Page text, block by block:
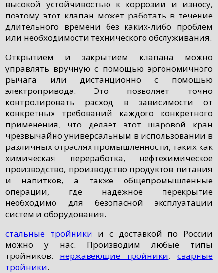
высокой устойчивостью к коррозии и износу,
поэтому этот клапан может работать в течение
длительного времени без каких-либо проблем
или необходимости технического обслуживания.
Открытием и закрытием клапана можно
управлять вручную с помощью эргономичного
рычага или дистанционно с помощью
электропривода. Это позволяет точно
контролировать расход в зависимости от
конкретных требований каждого конкретного
применения, что делает этот шаровой кран
чрезвычайно универсальным в использовании в
различных отраслях промышленности, таких как
химическая переработка, нефтехимическое
производство, производство продуктов питания
и напитков, а также общепромышленные
операции, где надежное перекрытие
необходимо для безопасной эксплуатации
систем и оборудования.
стальные тройники и с доставкой по России
можно у нас. Производим любые типы
тройников: нержавеющие тройники, сварные
тройники.